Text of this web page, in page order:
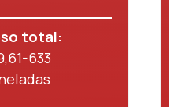
total:
633